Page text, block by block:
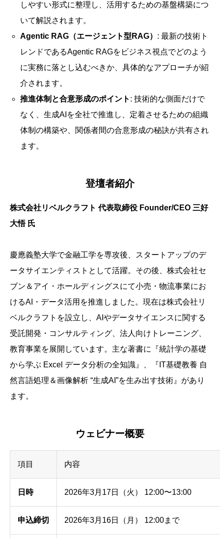
しやすい形式に整理し、活用するための基盤構築につ
いて解説されます。
Agentic RAG（エージェント型RAG） : 最新の技術ト
レンドであるAgentic RAGをビジネス視点でどのよう
に実務に落とし込むべきか、具体的なアプローチが紹
介されます。
推進体制と合意形成のポイント : 技術的な側面だけで
なく、生成AIを全社で推進し、定着させるための組織
体制の構築や、関係者間の合意形成の秘訣が共有され
ます。
登壇者紹介
株式会社リベルクラフト 代表取締役 Founder/CEO 三好
大悟 氏
慶應義塾大学で金融工学を専攻後、スタートアップのデ
ータサイエンティストとして活躍。その後、株式会社セ
ブン＆アイ・ホールディングスにて小売・物流事業にお
けるAI・データ活用を推進しました。現在は株式会社リ
ベルクラフトを設立し、AIやデータサイエンスに関する
受託開発・コンサルティング、法人向けトレーニング、
教育事業を展開しています。主な著書に『統計学の基礎
から学ぶ Excel データ分析の全知識』、『IT基礎教養 自
然言語処理＆画像解析 “生成AI”を生み出す技術』があり
ます。
ウェビナー概要
項目 内容
日時 2026年3月17日（火） 12:00〜13:00
申込締切 2026年3月16日（月） 12:00まで